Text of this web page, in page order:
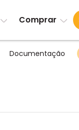
Comprar
Documentação